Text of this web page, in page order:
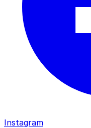
Instagram